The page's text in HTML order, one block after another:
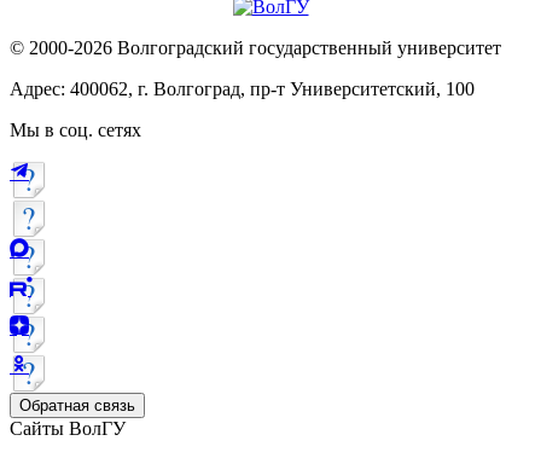
© 2000-2026 Волгоградский государственный университет
Адрес: 400062, г. Волгоград, пр-т Университетский, 100
Мы в соц. сетях
Обратная связь
Сайты ВолГУ